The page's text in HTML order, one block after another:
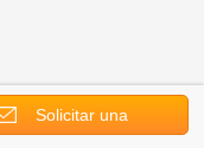
Solicitar una